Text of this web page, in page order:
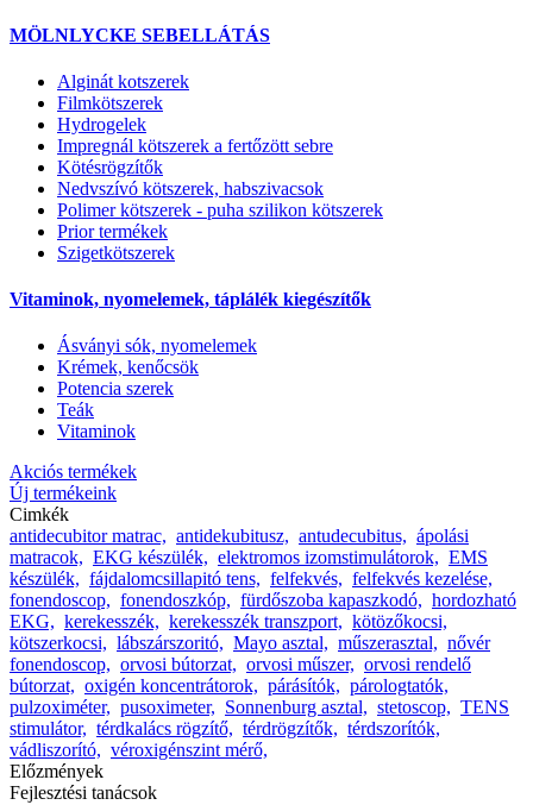
MÖLNLYCKE SEBELLÁTÁS
Alginát kotszerek
Filmkötszerek
Hydrogelek
Impregnál kötszerek a fertőzött sebre
Kötésrögzítők
Nedvszívó kötszerek, habszivacsok
Polimer kötszerek - puha szilikon kötszerek
Prior termékek
Szigetkötszerek
Vitaminok, nyomelemek, táplálék kiegészítők
Ásványi sók, nyomelemek
Krémek, kenőcsök
Potencia szerek
Teák
Vitaminok
Akciós termékek
Új termékeink
Cimkék
antidecubitor matrac, antidekubitusz, antudecubitus, ápolási
matracok, EKG készülék, elektromos izomstimulátorok, EMS
készülék, fájdalomcsillapitó tens, felfekvés, felfekvés kezelése,
fonendoscop, fonendoszkóp, fürdőszoba kapaszkodó, hordozható
EKG, kerekesszék, kerekesszék transzport, kötözőkocsi,
kötszerkocsi, lábszárszoritó, Mayo asztal, műszerasztal, nővér
fonendoscop, orvosi bútorzat, orvosi műszer, orvosi rendelő
bútorzat, oxigén koncentrátorok, párásítók, párologtatók,
pulzoximéter, pusoximeter, Sonnenburg asztal, stetoscop, TENS
stimulátor, térdkalács rögzítő, térdrögzítők, térdszorítók,
vádliszorító, véroxigénszint mérő,
Előzmények
Fejlesztési tanácsok